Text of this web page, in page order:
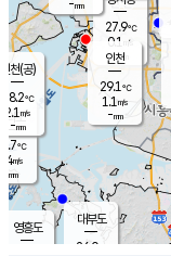
의도
℃
m/s
mm
영흥도
대부도
26.0
27.9℃
0.1 m/s
-mm
-mm
인천(공)
28.2℃
2.1 m/s
-mm
인천
29.1℃
1.1 m/s
-mm